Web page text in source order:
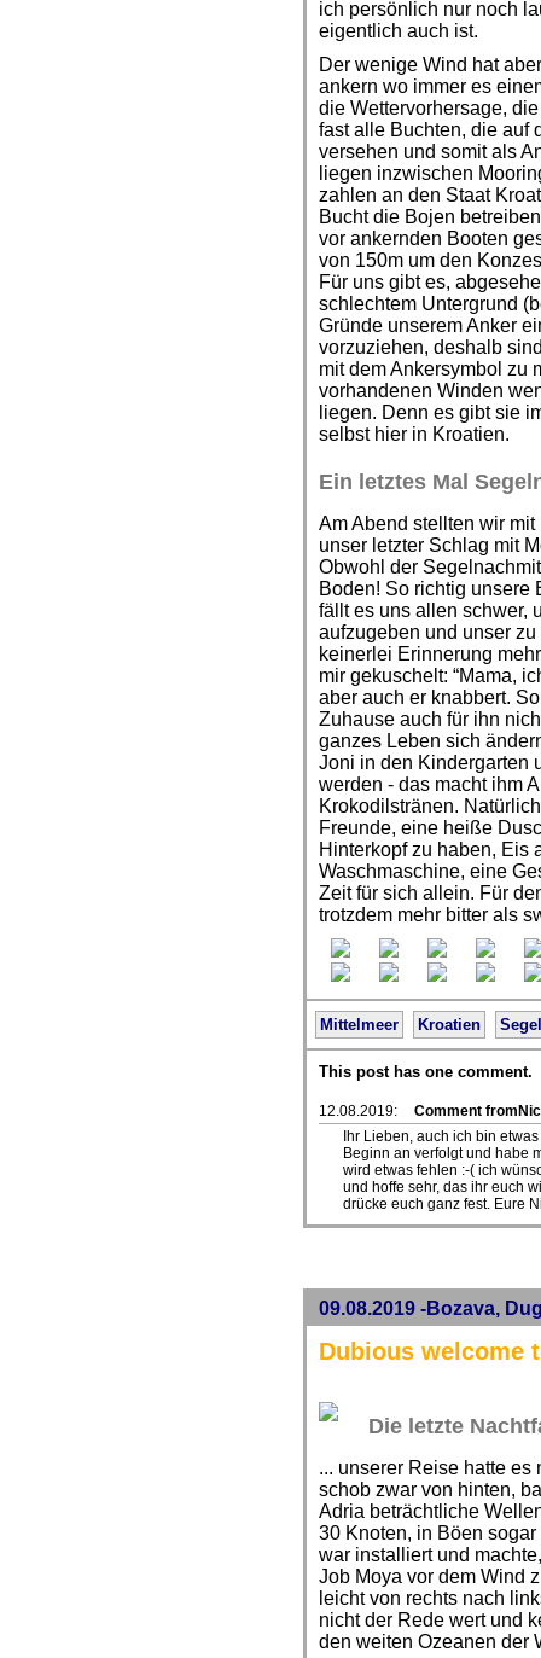
ich persönlich nur noch
eigentlich auch ist.
Der wenige Wind hat
ankern wo immer es
die Wettervorhersage,
fast alle Buchten, die auf
versehen und somit als
liegen inzwischen
zahlen an den Staat
Bucht die Bojen
vor ankernden Booten
von 150m um den
Für uns gibt es,
schlechtem Untergrund
Gründe unserem Anker
vorzuziehen, deshalb
mit dem Ankersymbol zu
vorhandenen Winden
liegen. Denn es gibt sie
selbst hier in Kroatien.
Ein letztes Mal
Am Abend stellten wir
unser letzter Schlag mit
Obwohl der
Boden! So richtig unsere
fällt es uns allen schwer,
aufzugeben und unser
keinerlei Erinnerung
mir gekuschelt: “Mama,
aber auch er knabbert.
Zuhause auch für ihn
ganzes Leben sich
Joni in den Kindergarten
werden - das macht ihm
Krokodilstränen.
Freunde, eine heiße
Hinterkopf zu haben, Eis
Waschmaschine, eine
Zeit für sich allein. Für
trotzdem mehr bitter als
Mittelmeer Kroatien
This post has one comment.
12.08.2019:
Comment
Ihr Lieben, auch ich bin
Beginn an verfolgt und habe
wird etwas fehlen :-( ich
und hoffe sehr, das ihr euch
drücke euch ganz fest. Eure
09.08.2019 -Bozava,
Dubious welcome
Die letzte
... unserer Reise hatte
schob zwar von hinten,
Adria beträchtliche
30 Knoten, in Böen
war installiert und
Job Moya vor dem Wind
leicht von rechts nach
nicht der Rede wert und
den weiten Ozeanen der